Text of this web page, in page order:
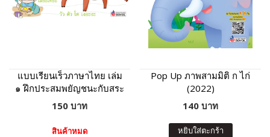
แบบเรียนเร็วภาษาไทย เล่ม
๑ ฝึกประสมพยัญชนะกับสระ
150 บาท
สินค้าหมด
Pop Up ภาพสามมิติ ก ไก่
(2022)
140 บาท
หยิบใส่ตะกร้า